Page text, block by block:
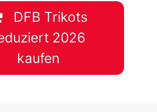
DFB Trikots
2026
kaufen